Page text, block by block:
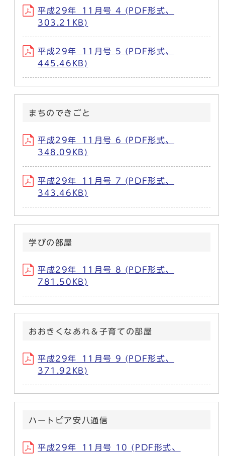
平成29年_11月号 4 (PDF形式、
303.21KB)
平成29年_11月号 5 (PDF形式、
445.46KB)
まちのできごと
平成29年_11月号 6 (PDF形式、
348.09KB)
平成29年_11月号 7 (PDF形式、
343.46KB)
学びの部屋
平成29年_11月号 8 (PDF形式、
781.50KB)
おおきくなあれ＆子育ての部屋
平成29年_11月号 9 (PDF形式、
371.92KB)
ハートピア安八通信
平成29年_11月号 10 (PDF形式、